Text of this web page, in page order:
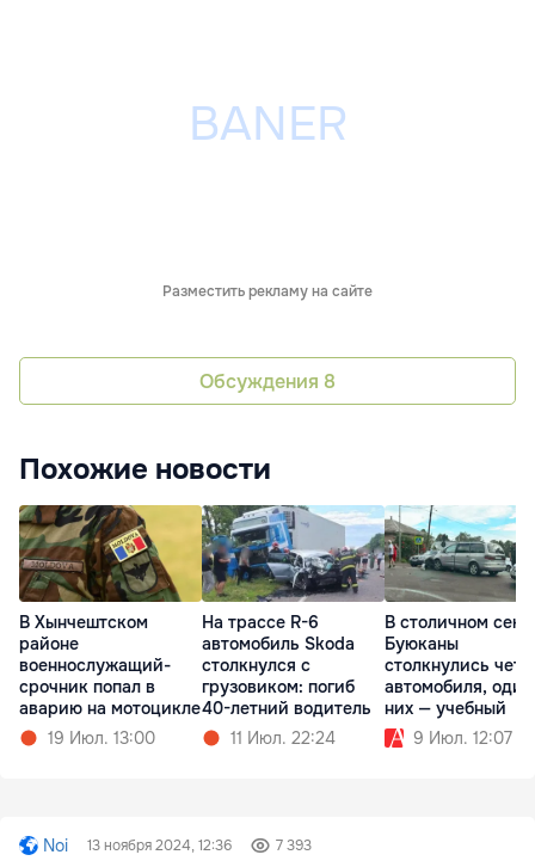
Разместить рекламу на сайте
Обсуждения 8
Похожие новости
В Хынчештском
районе
военнослужащий-
срочник попал в
аварию на мотоцикле
19 Июл. 13:00
На трассе R-6
автомобиль Skoda
столкнулся с
грузовиком: погиб
40-летний водитель
11 Июл. 22:24
В столичном
Буюканы
столкнулись
автомобиля,
них — учебный
9 Июл. 12:07
Noi 13 ноября 2024, 12:36 7 393